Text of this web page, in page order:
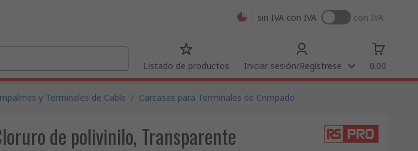
sin IVA con IVA con IVA
Listado de productos Iniciar sesión/Regístrese 0.00
y Terminales de Cable / Carcasas para Terminales de Crimpado
de polivinilo, Transparente